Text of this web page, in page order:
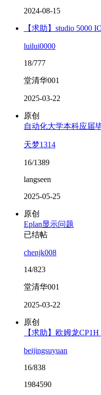
2024-08-15
【求助】studio 5000
luilui0000
18/777
堂清华001
2025-03-22
原创
自动化大学本科应届
天梦1314
16/1389
langseen
2025-05-25
原创
Eplan显示问题
已结帖
chenjk008
14/823
堂清华001
2025-03-22
原创
【求助】欧姆龙
beijingsuyuan
16/838
1984590